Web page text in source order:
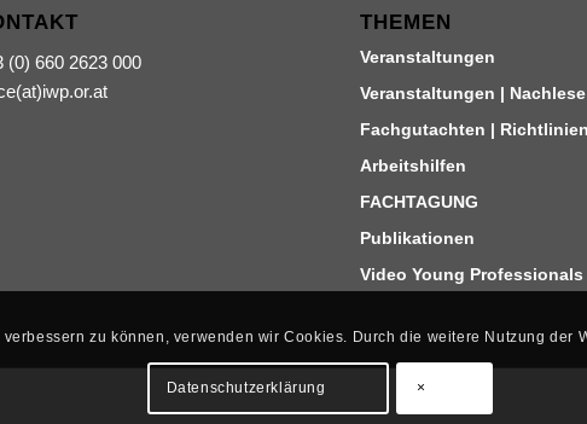
(0) 660 2623 000
THEMEN
Veranstaltungen
Veranstaltungen | Nachlese
Fachgutachten | Richtlinien
Arbeitshilfen
FACHTAGUNG
Publikationen
Video Young Professionals
zu können, verwenden wir Cookies. Durch die weitere Nutzung der
Datenschutzerklärung ×